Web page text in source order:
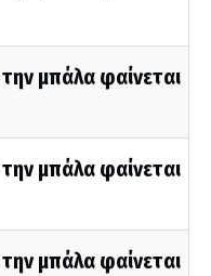
μπάλα φαίνεται
μπάλα φαίνεται
μπάλα φαίνεται